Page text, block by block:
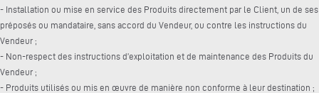
- Installation ou mise en service des Produits directement par le Client, un de ses
préposés ou mandataire, sans accord du Vendeur, ou contre les instructions du
Vendeur ;
- Non-respect des instructions d’exploitation et de maintenance des Produits du
Vendeur ;
- Produits utilisés ou mis en œuvre de manière non conforme à leur destination ;